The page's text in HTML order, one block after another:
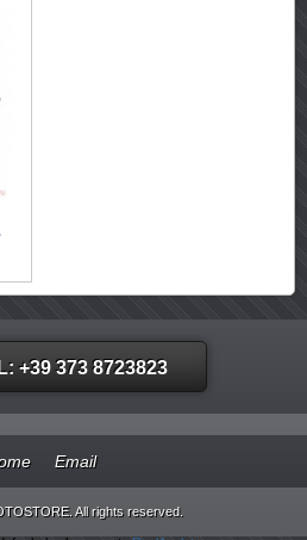
+39 373 8723823
Email
All rights reserved.